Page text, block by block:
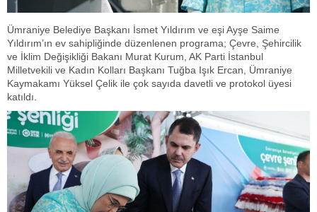
Ümraniye Belediye Başkanı İsmet Yıldırım ve eşi Ayşe Saime
Yıldırım’ın ev sahipliğinde düzenlenen programa; Çevre, Şehircilik
ve İklim Değişikliği Bakanı Murat Kurum, AK Parti İstanbul
Milletvekili ve Kadın Kolları Başkanı Tuğba Işık Ercan, Ümraniye
Kaymakamı Yüksel Çelik ile çok sayıda davetli ve protokol üyesi
katıldı.